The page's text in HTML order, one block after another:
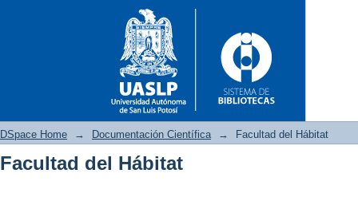
DSpace Home → Documentación Científica → Facultad del Hábitat
Facultad del Hábitat